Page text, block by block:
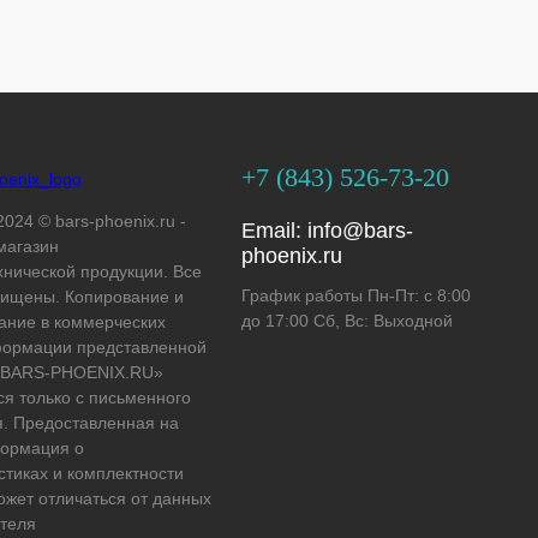
© bars-phoenix.ru -
продукции. Все
Копирование и
в коммерческих
представленной
PHOENIX.RU»
только с письменного
Предоставленная на
о
и комплектности
отличаться от данных
+7 (843) 526-73-20
Email: info@bars-
phoenix.ru
График работы Пн-Пт: с 8:00
до 17:00 Сб, Вс: Выходной